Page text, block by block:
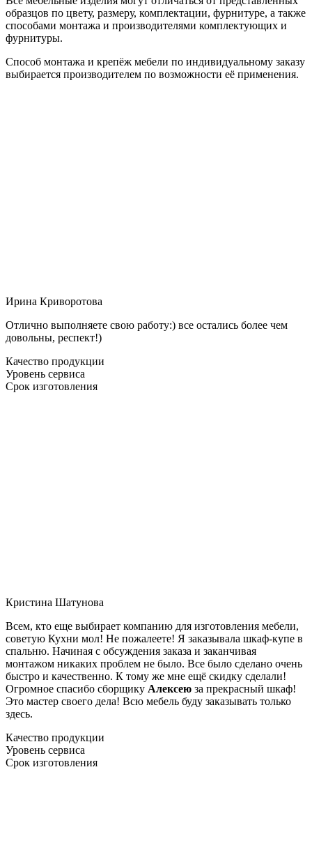
образцов по цвету, размеру, комплектации, фурнитуре, а также
способами монтажа и производителями комплектующих и
фурнитуры.
Способ монтажа и крепёж мебели по индивидуальному заказу
выбирается производителем по возможности её применения.
Ирина Криворотова
Отлично выполняете свою работу:) все остались более чем
довольны, респект!)
Качество продукции
Уровень сервиса
Срок изготовления
Кристина Шатунова
Всем, кто еще выбирает компанию для изготовления мебели,
советую Кухни мол! Не пожалеете! Я заказывала шкаф-купе в
спальню. Начиная с обсуждения заказа и заканчивая
монтажом никаких проблем не было. Все было сделано очень
быстро и качественно. К тому же мне ещё скидку сделали!
Огромное спасибо сборщику Алексею за прекрасный шкаф!
Это мастер своего дела! Всю мебель буду заказывать только
здесь.
Качество продукции
Уровень сервиса
Срок изготовления